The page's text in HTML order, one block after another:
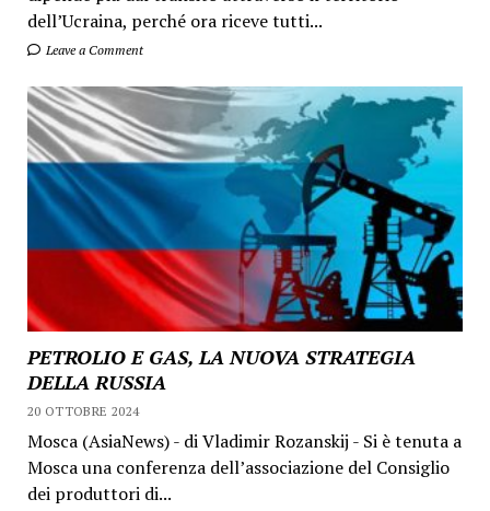
dell’Ucraina, perché ora riceve tutti...
Leave a Comment
PETROLIO E GAS, LA NUOVA STRATEGIA
DELLA RUSSIA
20 OTTOBRE 2024
Mosca (AsiaNews) - di Vladimir Rozanskij - Si è tenuta a
Mosca una conferenza dell’associazione del Consiglio
dei produttori di...